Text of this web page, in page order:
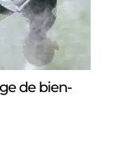
de bien-